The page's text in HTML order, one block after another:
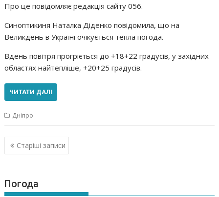
Про це повідомляє редакція сайту 056.
Синоптикиня Наталка Діденко повідомила, що на
Великдень в Україні очікується тепла погода.
Вдень повітря прогріється до +18+22 градусів, у західних
областях найтепліше, +20+25 градусів.
ЧИТАТИ ДАЛІ
Дніпро
Навігація
за
Старіші записи
Погода